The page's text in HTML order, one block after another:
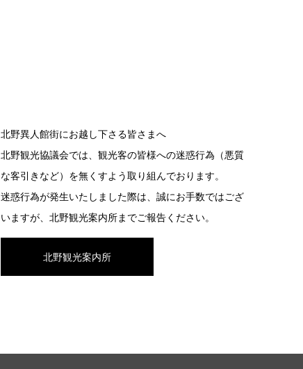
北野異人館街にお越し下さる皆さまへ
北野観光協議会では、観光客の皆様への迷惑行為（悪質
な客引きなど）を無くすよう取り組んでおります。
迷惑行為が発生いたしました際は、誠にお手数ではござ
いますが、北野観光案内所までご報告ください。
北野観光案内所